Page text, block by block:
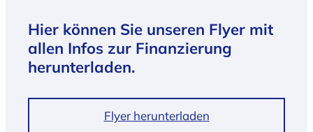
Hier können Sie unseren Flyer mit
allen Infos zur Finanzierung
herunterladen.
Flyer herunterladen